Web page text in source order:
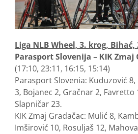
Liga NLB Wheel, 3. krog, Bihać,
Parasport Slovenija – KIK Zmaj
(17:10, 23:11, 16:15, 15:14)
Parasport Slovenia: Kuduzović 8,
3, Bojanec 2, Gračnar 2, Favretto
Slapničar 23.
KIK Zmaj Gradačac: Mulić 8,
Imširović 10, Rosuljaš 12,